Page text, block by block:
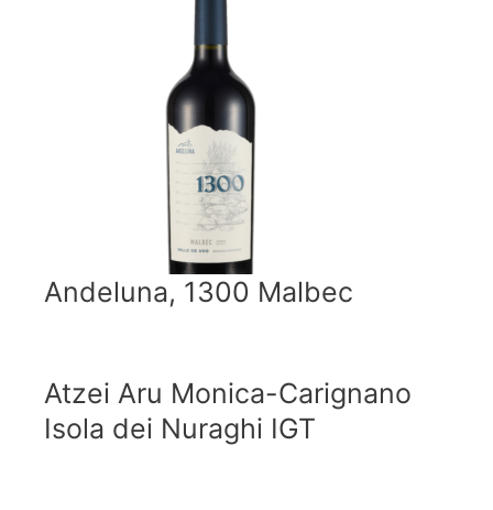
Andeluna, 1300 Malbec
Atzei Aru Monica-Carignano
Isola dei Nuraghi IGT